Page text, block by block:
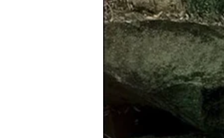
Uspeh koji dolazi biće
svega jeste to što ćete
potrebno tuđe
Porodični